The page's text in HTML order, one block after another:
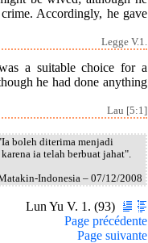
Accordingly, he gave
Legge V.1.
a suitable choice for a
he had done anything
Lau [5:1]
boleh diterima menjadi
ia telah berbuat jahat".
Indonesia – 07/12/2008
Lun Yu V. 1. (93)
Page précédente
Page suivante